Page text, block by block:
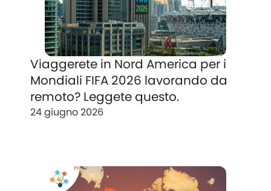
Viaggerete in Nord America per i
Mondiali FIFA 2026 lavorando da
remoto? Leggete questo.
24 giugno 2026